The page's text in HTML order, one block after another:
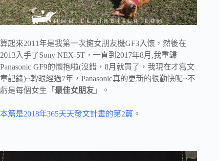
算起來2011年是我第一次擁女朋友機GF3入懷，然後在
2013入手了Sony NEX-5T，一直到2017年8月,我重歸
Panasonic GF9的懷抱啦(沒錯，8月就買了，我現在才寫文
章記錄)~轉眼經過7年，Panasonic真的更新的很勤快呢~不
虧是每個女生「 最佳女朋友 」。
本篇是2018年365天天發文計畫的第2篇。